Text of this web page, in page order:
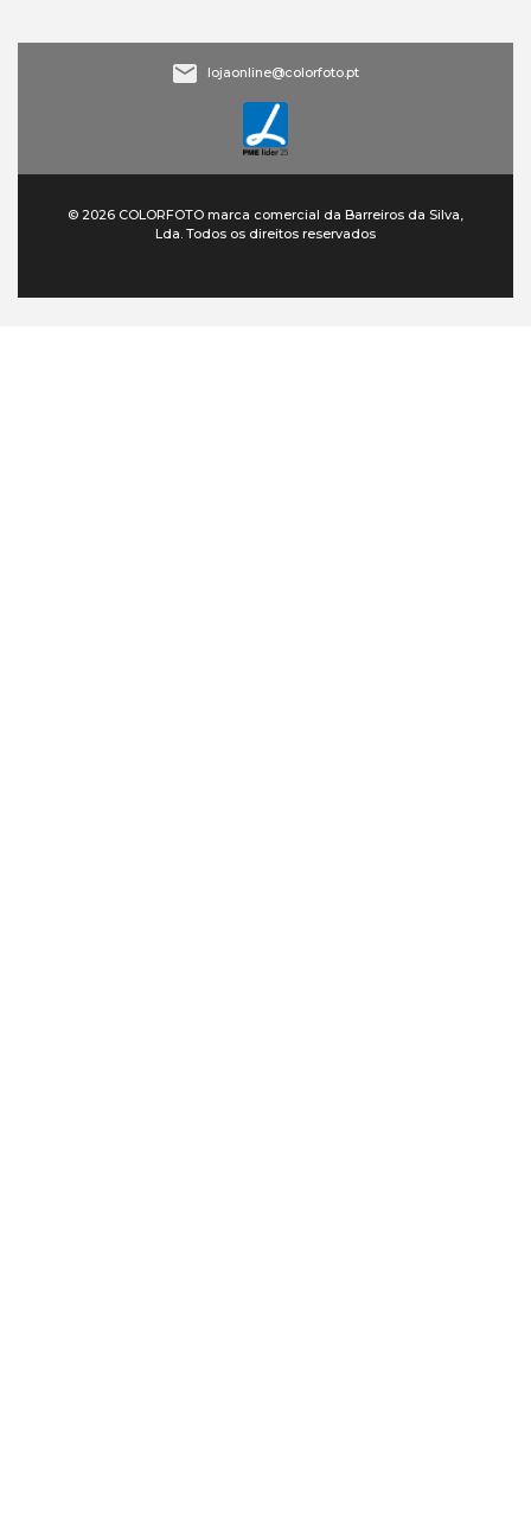
lojaonline@colorfoto.pt
© 2026 COLORFOTO marca comercial da Barreiros da Silva,
Lda. Todos os direitos reservados